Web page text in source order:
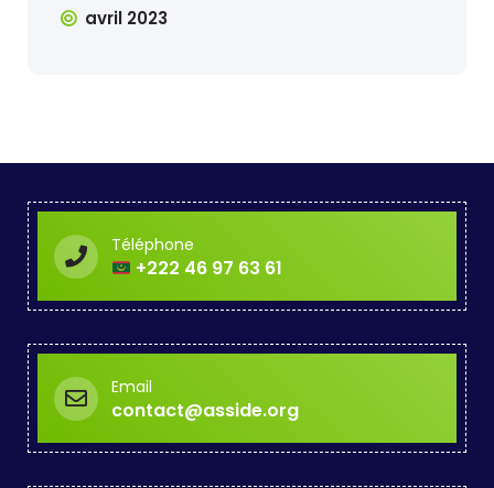
avril 2023
Téléphone
+222 46 97 63 61
Email
contact@asside.org